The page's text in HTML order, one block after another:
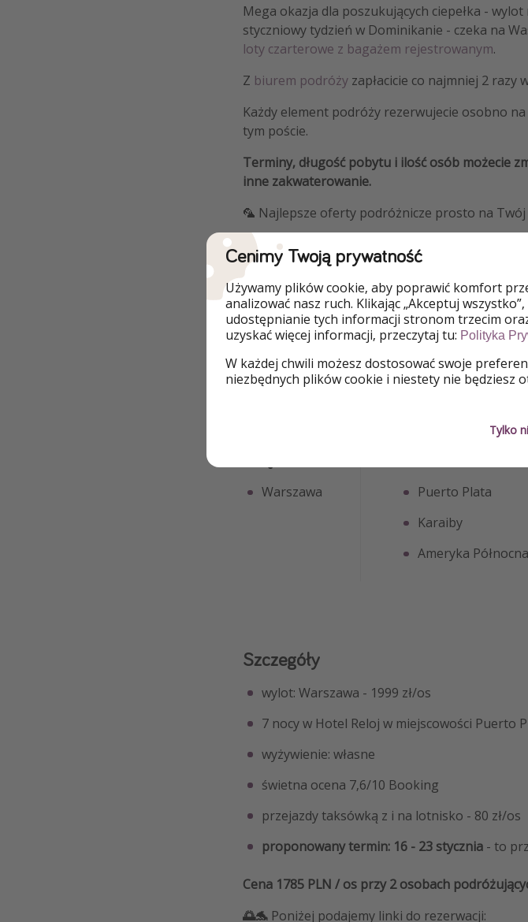
Mega okazja dla poszukujących ciepełka -
styczniowy tydzień w Dominikanie - czeka na
loty czarterowe z bagażem rejestrowanym.
Z biurem podróży zapłacicie co najmniej 2 razy
Każdy element podróży rezerwujecie osobno
tym poście.
Terminy, długość pobytu i ilość osób możecie
inne zakwaterowanie.
🦜 Najlepsze oferty podróżnicze prosto na
Dlaczego warto
Lot bezpośredni Bagaż
Warszawa
Puerto Plata
Karaiby
Ameryka Północna
Szczegóły
wylot: Warszawa - 1999 zł/os
7 nocy w Hotel Reloj w miejscowości Puerto
wyżywienie: własne
świetna ocena 7,6/10 Booking
przejazdy taksówką z i na lotnisko - 80 zł/os
proponowany termin: 16 - 23 stycznia - to
Cena 1785 PLN / os przy 2 osobach
🌅🐬 Poniżej podajemy linki do rezerwacji:
Cenimy Twoją prywatność
Używamy plików cookie, aby poprawić komfort
analizować nasz ruch. Klikając „Akceptuj
udostępnianie tych informacji stronom trzecim
uzyskać więcej informacji, przeczytaj tu: Polityka
W każdej chwili możesz dostosować swoje
niezbędnych plików cookie i niestety nie będziesz
Tylko